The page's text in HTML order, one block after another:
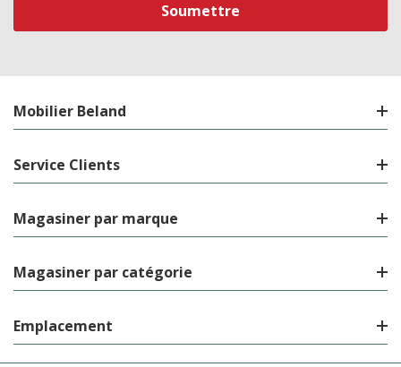
Mobilier Beland
Service Clients
Magasiner par marque
Magasiner par catégorie
Emplacement